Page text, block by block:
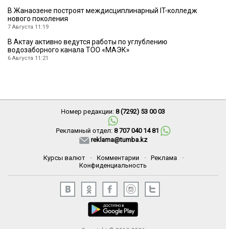
В Жанаозене построят междисциплинарный IT-колледж
нового поколения
7 Августа 11:19
В Актау активно ведутся работы по углублению
водозаборного канала ТОО «МАЭК»
6 Августа 11:21
Номер редакции: 8 (7292) 53 00 03
Рекламный отдел: 8 707 040 14 81
reklama@tumba.kz
Курсы валют · Комментарии · Реклама
·
Конфиденциальность